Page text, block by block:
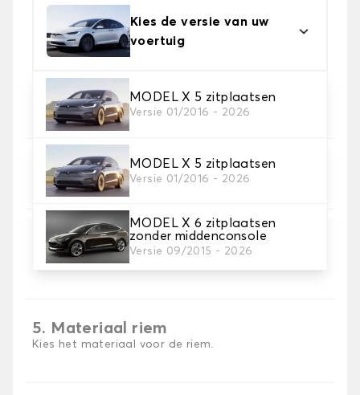
Kies de versie van uw
voertuig
MODEL X 5 zitplaatsen
Versie 01/2016 - 2026
MODEL X 5 zitplaatsen
Versie 01/2016 - 2026
MODEL X 6 zitplaatsen
zonder middenconsole
Versie 09/2015 - 2026
2. Materiaal
Kies het materiaal van uw automatten
3. Aantal matten
Selecteer het aantal automatten dat je nodig hebt.
4. Tapijt kleuren
Kies de kleur van je tapijt ..
5. Materiaal riem
Kies het materiaal voor de riem.